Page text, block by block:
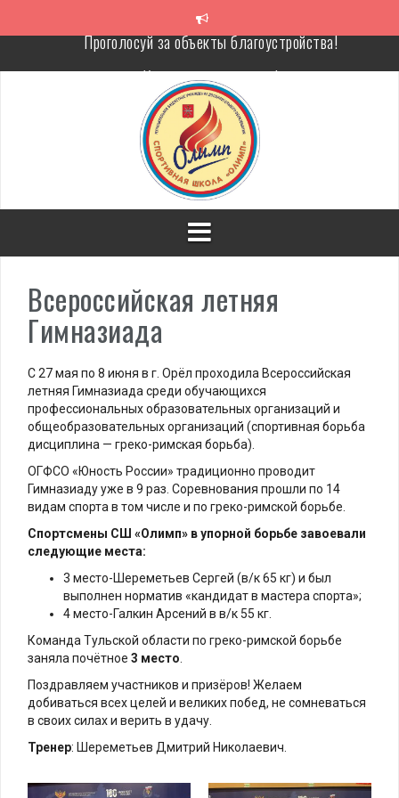
Уважаемые родители!
Алкоголь — путь в никуда
Решение спора без суда
Проголосуй за объекты благоустройства!
Всероссийская летняя
Гимназиада
С 27 мая по 8 июня в г. Орёл проходила Всероссийская
летняя Гимназиада среди обучающихся
профессиональных образовательных организаций и
общеобразовательных организаций (спортивная борьба
дисциплина — греко-римская борьба).
ОГФСО «Юность России» традиционно проводит
Гимназиаду уже в 9 раз. Соревнования прошли по 14
видам спорта в том числе и по греко-римской борьбе.
Спортсмены СШ «Олимп» в упорной борьбе завоевали
следующие места:
3 место-Шереметьев Сергей (в/к 65 кг) и был
выполнен норматив «кандидат в мастера спорта»;
4 место-Галкин Арсений в в/к 55 кг.
Команда Тульской области по греко-римской борьбе
заняла почётное 3 место
Поздравляем участников и призёров! Желаем
добиваться всех целей и великих побед, не сомневаться
в своих силах и верить в удачу.
Тренер: Шереметьев Дмитрий Николаевич.